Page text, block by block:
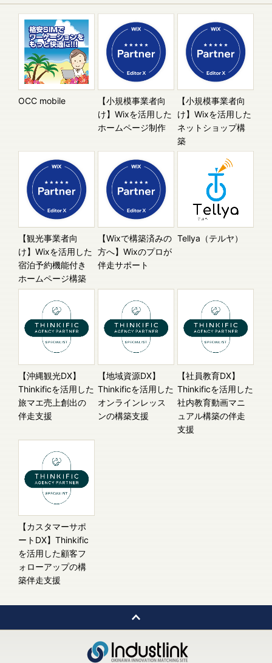
OCC mobile
【小規模事業者向
け】Wixを活用した
ホームページ制作
【小規模事業者向
け】Wixを活用した
ネットショップ構
築
【観光事業者向
け】Wixを活用した
宿泊予約機能付き
ホームページ構築
【Wixで構築済みの
方へ】Wixのプロが
伴走サポート
Tellya（テルヤ）
【沖縄観光DX】
Thinkificを活用した
旅マエ売上創出の
伴走支援
【地域資源DX】
Thinkificを活用した
オンラインレッス
ンの構築支援
【社員教育DX】
Thinkificを活用した
社内教育動画マニ
ュアル構築の伴走
支援
【カスタマーサポ
ートDX】Thinkific
を活用した顧客フ
ォローアップの構
築伴走支援